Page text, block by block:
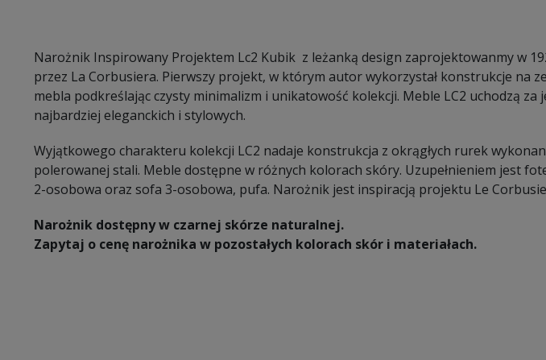
Narożnik Inspirowany Projektem Lc2 Kubik z leżanką design zaprojektowanmy w
przez La Corbusiera. Pierwszy projekt, w którym autor wykorzystał konstrukcje na
mebla podkreślając czysty minimalizm i unikatowość kolekcji. Meble LC2 uchodzą za
najbardziej eleganckich i stylowych.
Wyjątkowego charakteru kolekcji LC2 nadaje konstrukcja z okrągłych rurek
polerowanej stali. Meble dostępne w różnych kolorach skóry. Uzupełnieniem jest
2-osobowa oraz sofa 3-osobowa, pufa. Narożnik jest inspiracją projektu Le
Narożnik dostępny w czarnej skórze naturalnej.
Zapytaj o cenę narożnika w pozostałych kolorach skór i materiałach.